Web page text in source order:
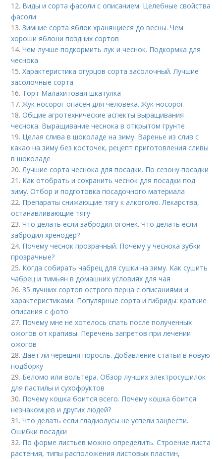
12. Виды и сорта фасоли с описанием. Целебные свойства
фасоли
13.Зимние сорта яблок хранящиеся до весны. Чем
хороши яблони поздних сортов
14.Чем лучше подкормить лук и чеснок. Подкормка для
чеснока
15.Характеристика огурцов сорта засолочный. Лучшие
засолочные сорта
16. Торт Малахитовая шкатулка
17.Жук носорог опасен для человека. Жук-носорог
18.Общие агротехнические аспекты выращивания
чеснока. Выращивание чеснока в открытом грунте
19. Целая слива в шоколаде на зиму. Варенье из слив с
какао на зиму без косточек, рецепт приготовления сливы
в шоколаде
20.Лучшие сорта чеснока для посадки. По сезону посадки
21. Как отобрать и сохранить чеснок для посадки под
зиму. Отбор и подготовка посадочного материала
22. Препараты снижающие тягу к алкоголю. Лекарства,
останавливающие тягу
23.Что делать если забродил огонек. Что делать если
забродил хренодер?
24. Почему чеснок прозрачный. Почему у чеснока зубки
прозрачные?
25. Когда собирать чабрец для сушки на зиму. Как сушить
чабрец и тимьян в домашних условиях для чая
26. 35 лучших сортов острого перца с описаниями и
характеристиками. Популярные сорта и гибриды: краткие
описания с фото
27. Почему мне не хотелось спать после полученных
ожогов от крапивы. Перечень запретов при лечении
ожогов
28.Дает ли черешня поросль. Добавление статьи в новую
подборку
29. Беломо или вольтера. Обзор лучших электросушилок
для пастилы и сухофруктов
30. Почему кошка боится всего. Почему кошка боится
незнакомцев и других людей?
31.Что делать если гладиолусы не успели зацвести.
Ошибки посадки
32. По форме листьев можно определить. Строение листа
растения, типы расположения листовых пластин,